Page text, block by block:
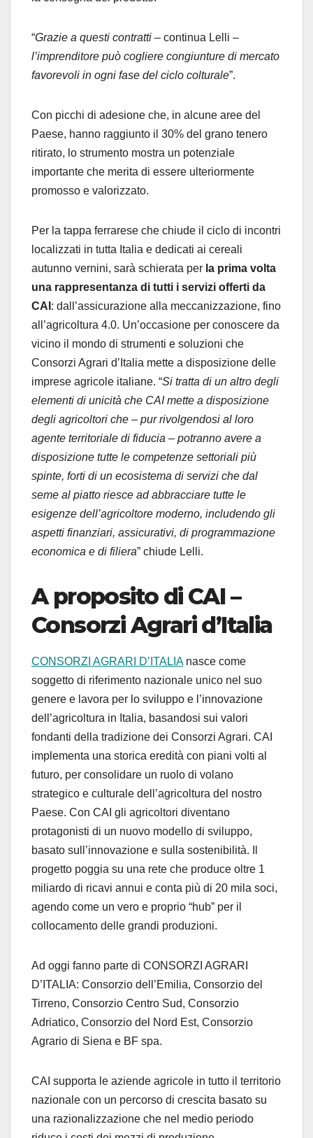
“Grazie a questi contratti – continua Lelli –
l’imprenditore può cogliere congiunture di mercato
favorevoli in ogni fase del ciclo colturale”.
Con picchi di adesione che, in alcune aree del
Paese, hanno raggiunto il 30% del grano tenero
ritirato, lo strumento mostra un potenziale
importante che merita di essere ulteriormente
promosso e valorizzato.
Per la tappa ferrarese che chiude il ciclo di incontri
localizzati in tutta Italia e dedicati ai cereali
autunno vernini, sarà schierata per la prima volta
una rappresentanza di tutti i servizi offerti da
CAI : dall’assicurazione alla meccanizzazione, fino
all’agricoltura 4.0. Un’occasione per conoscere da
vicino il mondo di strumenti e soluzioni che
Consorzi Agrari d’Italia mette a disposizione delle
imprese agricole italiane. “Si tratta di un altro degli
elementi di unicità che CAI mette a disposizione
degli agricoltori che – pur rivolgendosi al loro
agente territoriale di fiducia – potranno avere a
disposizione tutte le competenze settoriali più
spinte, forti di un ecosistema di servizi che dal
seme al piatto riesce ad abbracciare tutte le
esigenze dell’agricoltore moderno, includendo gli
aspetti finanziari, assicurativi, di programmazione
economica e di filiera” chiude Lelli.
A proposito di CAI –
Consorzi Agrari d’Italia
CONSORZI AGRARI D’ITALIAnasce come
soggetto di riferimento nazionale unico nel suo
genere e lavora per lo sviluppo e l’innovazione
dell’agricoltura in Italia, basandosi sui valori
fondanti della tradizione dei Consorzi Agrari. CAI
implementa una storica eredità con piani volti al
futuro, per consolidare un ruolo di volano
strategico e culturale dell’agricoltura del nostro
Paese. Con CAI gli agricoltori diventano
protagonisti di un nuovo modello di sviluppo,
basato sull’innovazione e sulla sostenibilità. Il
progetto poggia su una rete che produce oltre 1
miliardo di ricavi annui e conta più di 20 mila soci,
agendo come un vero e proprio “hub” per il
collocamento delle grandi produzioni.
Ad oggi fanno parte di CONSORZI AGRARI
D’ITALIA: Consorzio dell’Emilia, Consorzio del
Tirreno, Consorzio Centro Sud, Consorzio
Adriatico, Consorzio del Nord Est, Consorzio
Agrario di Siena e BF spa.
CAI supporta le aziende agricole in tutto il territorio
nazionale con un percorso di crescita basato su
una razionalizzazione che nel medio periodo